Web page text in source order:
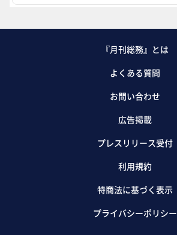
『月刊総務』とは
よくある質問
お問い合わせ
広告掲載
プレスリリース受付
利用規約
特商法に基づく表示
プライバシーポリシー